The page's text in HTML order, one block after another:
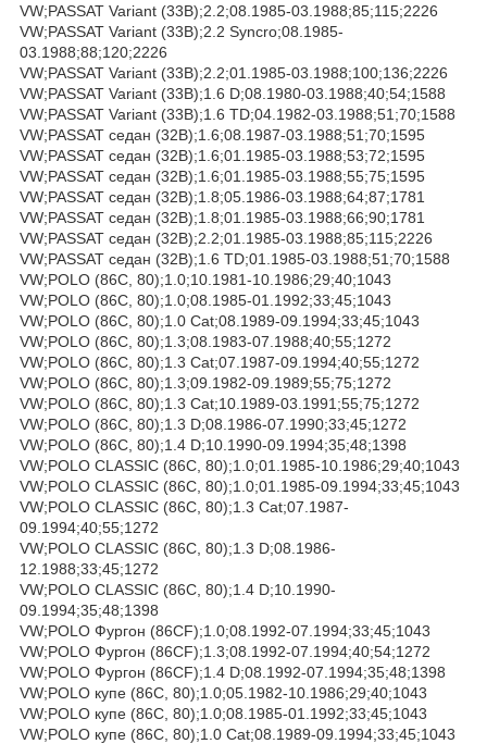
VW;PASSAT Variant (33B);2.2;08.1985-03.1988;85;115;2226
VW;PASSAT Variant (33B);2.2 Syncro;08.1985-
03.1988;88;120;2226
VW;PASSAT Variant (33B);2.2;01.1985-03.1988;100;136;2226
VW;PASSAT Variant (33B);1.6 D;08.1980-03.1988;40;54;1588
VW;PASSAT Variant (33B);1.6 TD;04.1982-03.1988;51;70;1588
VW;PASSAT седан (32B);1.6;08.1987-03.1988;51;70;1595
VW;PASSAT седан (32B);1.6;01.1985-03.1988;53;72;1595
VW;PASSAT седан (32B);1.6;01.1985-03.1988;55;75;1595
VW;PASSAT седан (32B);1.8;05.1986-03.1988;64;87;1781
VW;PASSAT седан (32B);1.8;01.1985-03.1988;66;90;1781
VW;PASSAT седан (32B);2.2;01.1985-03.1988;85;115;2226
VW;PASSAT седан (32B);1.6 TD;01.1985-03.1988;51;70;1588
VW;POLO (86C, 80);1.0;10.1981-10.1986;29;40;1043
VW;POLO (86C, 80);1.0;08.1985-01.1992;33;45;1043
VW;POLO (86C, 80);1.0 Cat;08.1989-09.1994;33;45;1043
VW;POLO (86C, 80);1.3;08.1983-07.1988;40;55;1272
VW;POLO (86C, 80);1.3 Cat;07.1987-09.1994;40;55;1272
VW;POLO (86C, 80);1.3;09.1982-09.1989;55;75;1272
VW;POLO (86C, 80);1.3 Cat;10.1989-03.1991;55;75;1272
VW;POLO (86C, 80);1.3 D;08.1986-07.1990;33;45;1272
VW;POLO (86C, 80);1.4 D;10.1990-09.1994;35;48;1398
VW;POLO CLASSIC (86C, 80);1.0;01.1985-10.1986;29;40;1043
VW;POLO CLASSIC (86C, 80);1.0;01.1985-09.1994;33;45;1043
VW;POLO CLASSIC (86C, 80);1.3 Cat;07.1987-
09.1994;40;55;1272
VW;POLO CLASSIC (86C, 80);1.3 D;08.1986-
12.1988;33;45;1272
VW;POLO CLASSIC (86C, 80);1.4 D;10.1990-
09.1994;35;48;1398
VW;POLO Фургон (86CF);1.0;08.1992-07.1994;33;45;1043
VW;POLO Фургон (86CF);1.3;08.1992-07.1994;40;54;1272
VW;POLO Фургон (86CF);1.4 D;08.1992-07.1994;35;48;1398
VW;POLO купе (86C, 80);1.0;05.1982-10.1986;29;40;1043
VW;POLO купе (86C, 80);1.0;08.1985-01.1992;33;45;1043
VW;POLO купе (86C, 80);1.0 Cat;08.1989-09.1994;33;45;1043